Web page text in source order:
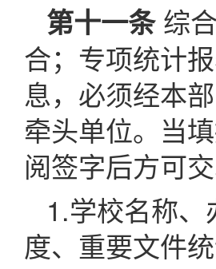
第十一条综
合；专项统计
息，必须经本
牵头单位。当
阅签字后方可
1.学校名称
度、重要文件